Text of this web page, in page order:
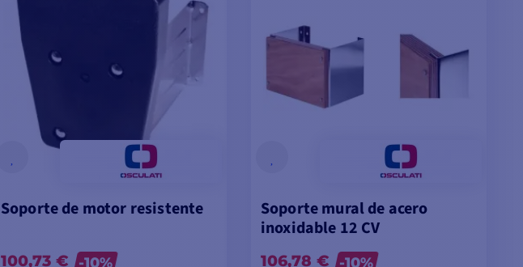
Soporte de motor resistente
100,73 € -10%
Soporte mural de acero
inoxidable 12 CV
106,78 € -10%